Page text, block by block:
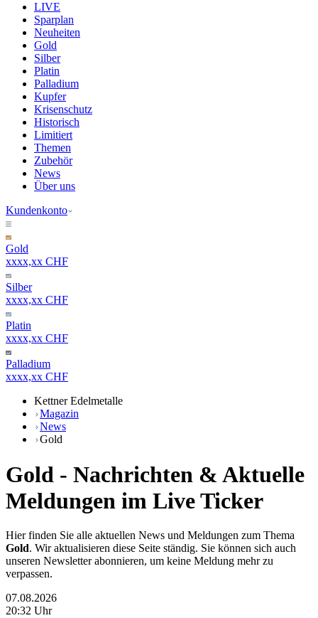
LIVE
Sparplan
Neuheiten
Gold
Silber
Platin
Palladium
Kupfer
Krisenschutz
Historisch
Limitiert
Themen
Zubehör
News
Über uns
Kundenkonto
Gold
xxxx,xx CHF
Silber
xxxx,xx CHF
Platin
xxxx,xx CHF
Palladium
xxxx,xx CHF
Kettner Edelmetalle
Magazin
News
Gold
Gold - Nachrichten & Aktuelle
Meldungen im Live Ticker
Hier finden Sie alle aktuellen News und Meldungen zum Thema
Gold. Wir aktualisieren diese Seite ständig. Sie können sich auch
unseren Newsletter abonnieren, um keine Meldung mehr zu
verpassen.
07.08.2026
20:32 Uhr